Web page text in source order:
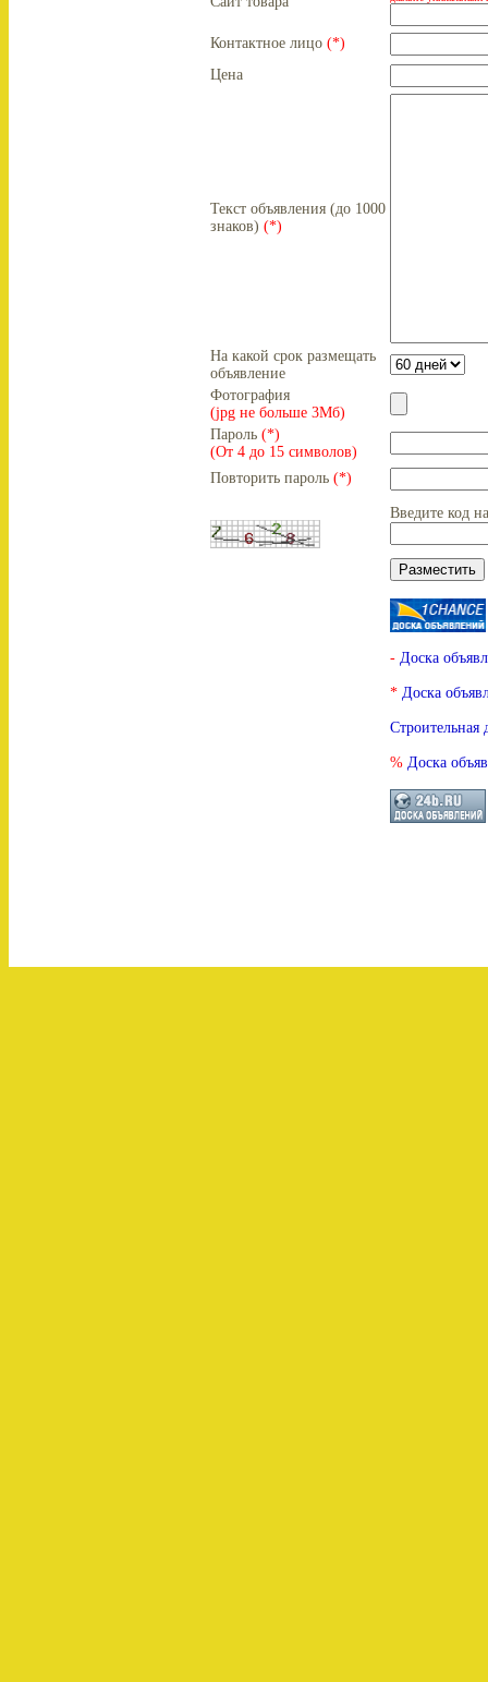
Контактное лицо (*)
Цена
Текст объявления (до 1000
знаков) (*)
На какой срок размещать
объявление
Фотография
(jpg не больше 3Мб)
Пароль (*)
(От 4 до 15 символов)
Повторить пароль (*)
Введите код
- Доска
* Доска
Строительная
% Доска